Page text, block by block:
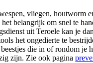
vliegen, houtworm
belangrijk om snel te
uit Teroele kan je
het ongedierte te
die in of rondom je
zijn. Zie ook pagina